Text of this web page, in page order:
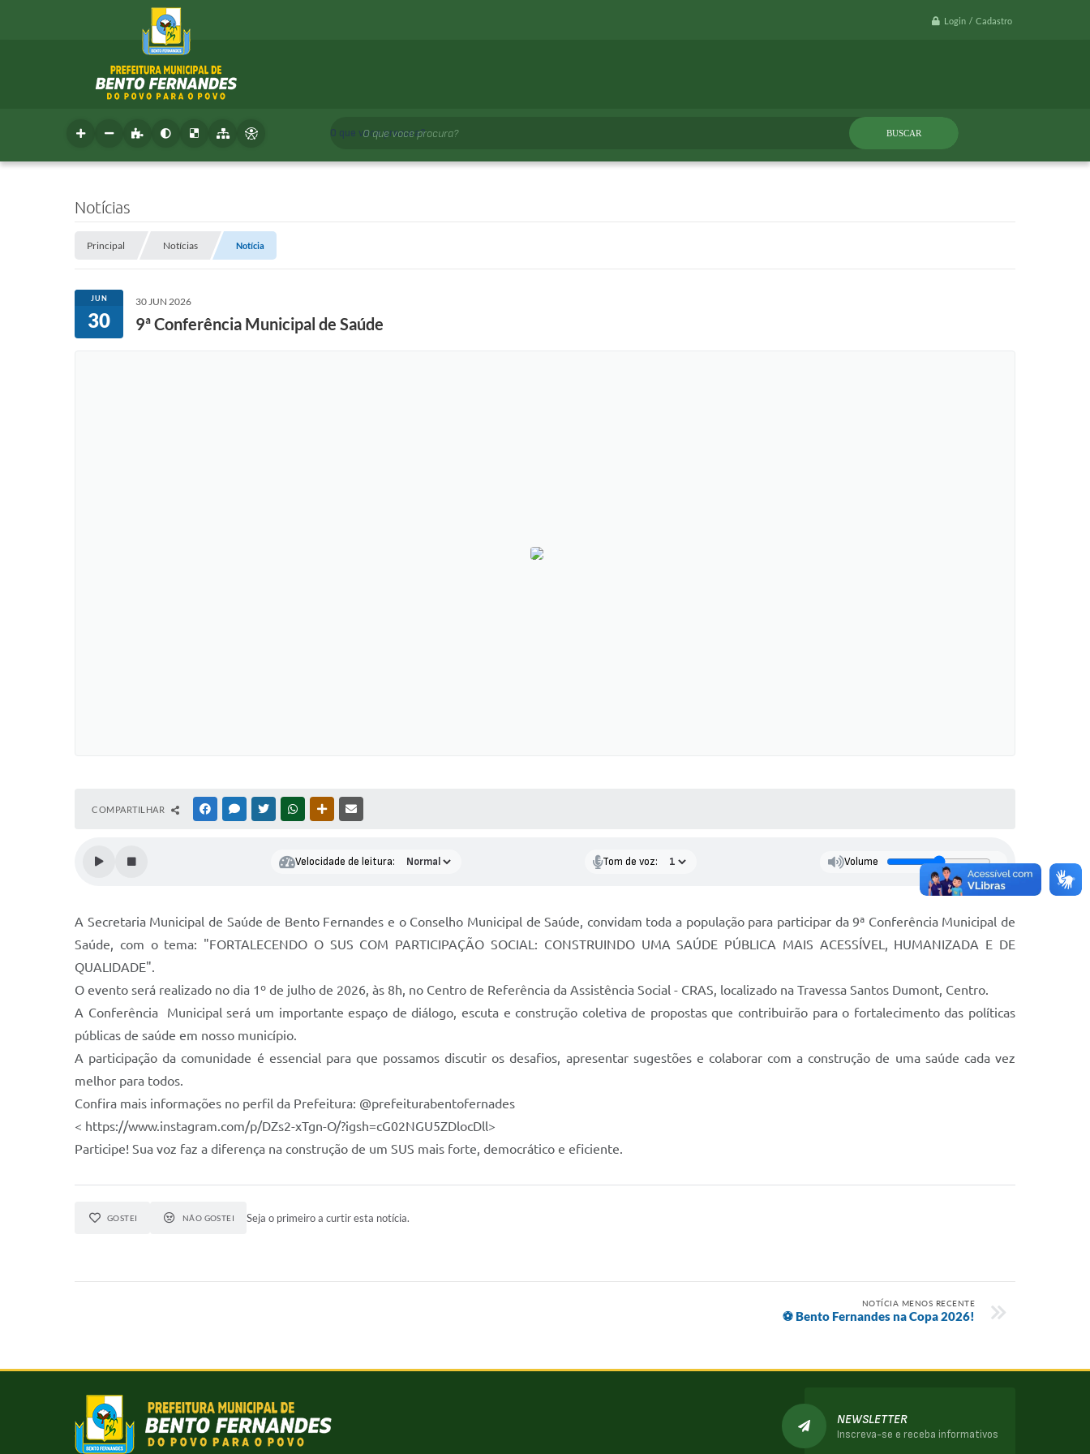
Login / Cadastro
O que voce procura?
Notícias
Principal Notícias Notícia
JUN
30
30 JUN 2026
9ª Conferência Municipal de Saúde
COMPARTILHAR FACEBOOKMESSENGER
TWITTERWHATSAPPOUTRAS MÍDIAS
Velocidade de leitura: Tom de voz: Volume
A Secretaria Municipal de Saúde de Bento Fernandes e o Conselho Municipal de Saúde, convidam toda a população para participar da 9ª Conferência Municipal de
Saúde, com o tema: "FORTALECENDO O SUS COM PARTICIPAÇÃO SOCIAL: CONSTRUINDO UMA SAÚDE PÚBLICA MAIS ACESSÍVEL, HUMANIZADA E DE
QUALIDADE".
O evento será realizado no dia 1º de julho de 2026, às 8h, no Centro de Referência da Assistência Social - CRAS, localizado na Travessa Santos Dumont, Centro.
A Conferência Municipal será um importante espaço de diálogo, escuta e construção coletiva de propostas que contribuirão para o fortalecimento das políticas
públicas de saúde em nosso município.
A participação da comunidade é essencial para que possamos discutir os desafios, apresentar sugestões e colaborar com a construção de uma saúde cada vez
melhor para todos.
Confira mais informações no perfil da Prefeitura: @prefeiturabentofernades
< https://www.instagram.com/p/DZs2-xTgn-O/?igsh=cG02NGU5ZDlocDll>
Participe! Sua voz faz a diferença na construção de um SUS mais forte, democrático e eficiente.
GOSTEI NÃO GOSTEI Seja o primeiro a curtir esta notícia.
NOTÍCIA MENOS RECENTE
⚽ Bento Fernandes na Copa 2026!
NEWSLETTER
Inscreva-se e receba informativos